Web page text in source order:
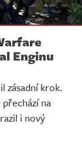
Enginu
zásadní krok.
na
i nový